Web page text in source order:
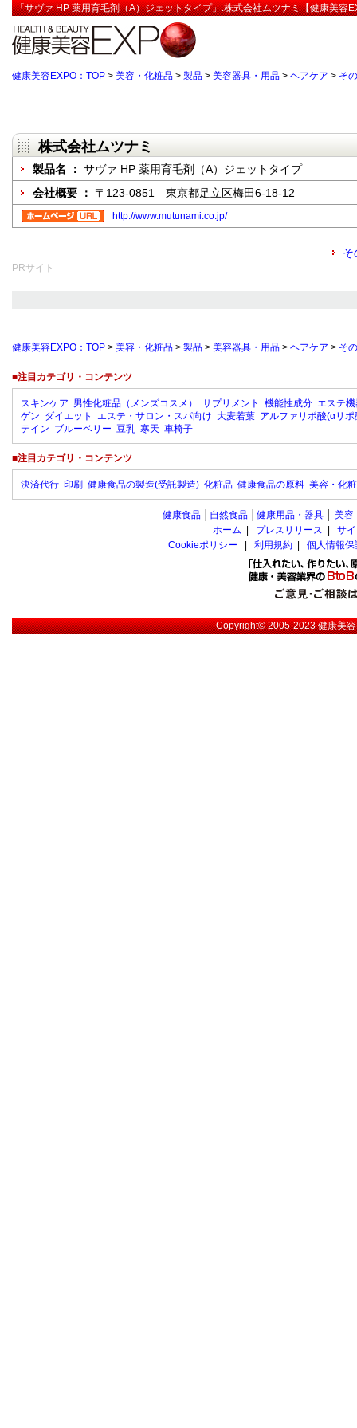
「サヴァ HP 薬用育毛剤（A）ジェットタイプ」:株式会社ムツナミ【健康美容
健康美容EXPO：TOP > 美容・化粧品 > 製品 > 美容器具・用品 > ヘアケア > そ
株式会社ムツナミ
製品名 ： サヴァ HP 薬用育毛剤（A）ジェットタイプ
会社概要 ： 〒123-0851 東京都足立区梅田6-18-12
http://www.mutunami.co.jp/
そ
PRサイト
健康美容EXPO：TOP > 美容・化粧品 > 製品 > 美容器具・用品 > ヘアケア > そ
■注目カテゴリ・コンテンツ
スキンケア 男性化粧品（メンズコスメ） サプリメント 機能性成分 エステ
ゲン ダイエット エステ・サロン・スパ向け 大麦若葉 アルファリポ酸(αリポ
テイン ブルーベリー 豆乳 寒天 車椅子
■注目カテゴリ・コンテンツ
決済代行 印刷 健康食品の製造(受託製造) 化粧品 健康食品の原料 美容・化
健康食品 自然食品 健康用品・器具 美容
ホーム
プレスリリース
サ
Cookieポリシー
利用規約 個人情報
Copyright© 2005-2023健康美